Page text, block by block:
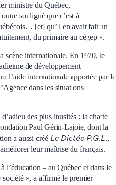
ministre du Québec,
souligné que c’est à
[et] qu’il en avait fait un
du primaire au cégep ».
scène internationale. En 1970, le
de développement
l’aide internationale apportée par le
dans les situations
des plus inusités : la charte
Paul Gérin-Lajoie, dont la
a aussi créé La Dictée P.G.L.,
leur maîtrise du français.
l’éducation – au Québec et dans le
société », a affirmé le premier